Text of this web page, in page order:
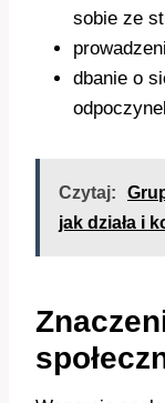
sobie ze
dbanie o
Czytaj:
jak działa i